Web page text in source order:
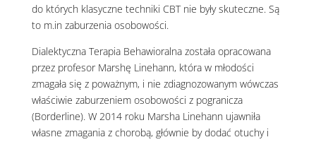
do których klasyczne techniki CBT nie były skuteczne. Są
to m.in zaburzenia osobowości.
Dialektyczna Terapia Behawioralna została opracowana
przez profesor Marshę Linehann, która w młodości
zmagała się z poważnym, i nie zdiagnozowanym wówczas
właściwie zaburzeniem osobowości z pogranicza
(Borderline). W 2014 roku Marsha Linehann ujawniła
własne zmagania z chorobą, głównie by dodać otuchy i